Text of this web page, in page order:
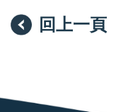
回上一頁